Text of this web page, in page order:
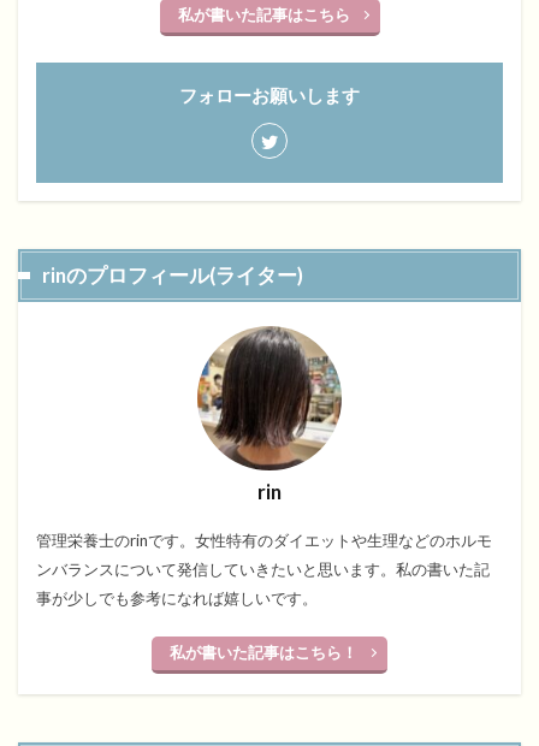
私が書いた記事はこちら
フォローお願いします
rinのプロフィール(ライター)
rin
管理栄養士のrinです。女性特有のダイエットや生理などのホルモ
ンバランスについて発信していきたいと思います。私の書いた記
事が少しでも参考になれば嬉しいです。
私が書いた記事はこちら！